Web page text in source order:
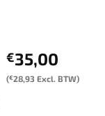
€35,00
(€28,93 Excl. BTW)